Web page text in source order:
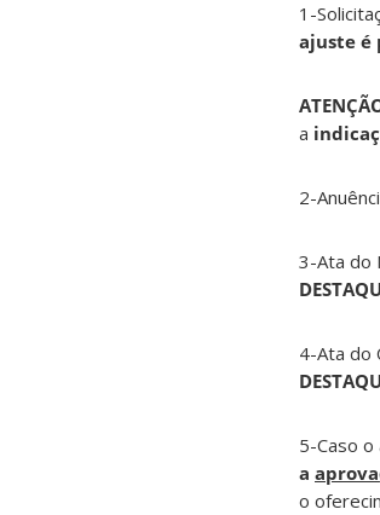
1-
ajuste é
a
2-
3-Ata do
4-Ata do
5-Caso o
a
o